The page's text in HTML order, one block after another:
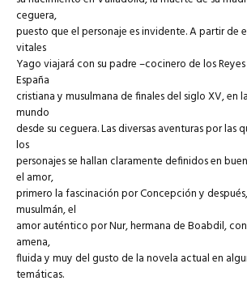
ceguera,
puesto que el personaje es invidente. A partir de
vitales
Yago viajará con su padre –cocinero de los
España
cristiana y musulmana de finales del siglo XV, en
mundo
desde su ceguera. Las diversas aventuras por las
los
personajes se hallan claramente definidos en
el amor,
primero la fascinación por Concepción y
musulmán, el
amor auténtico por Nur, hermana de Boabdil,
amena,
fluida y muy del gusto de la novela actual en
temáticas.